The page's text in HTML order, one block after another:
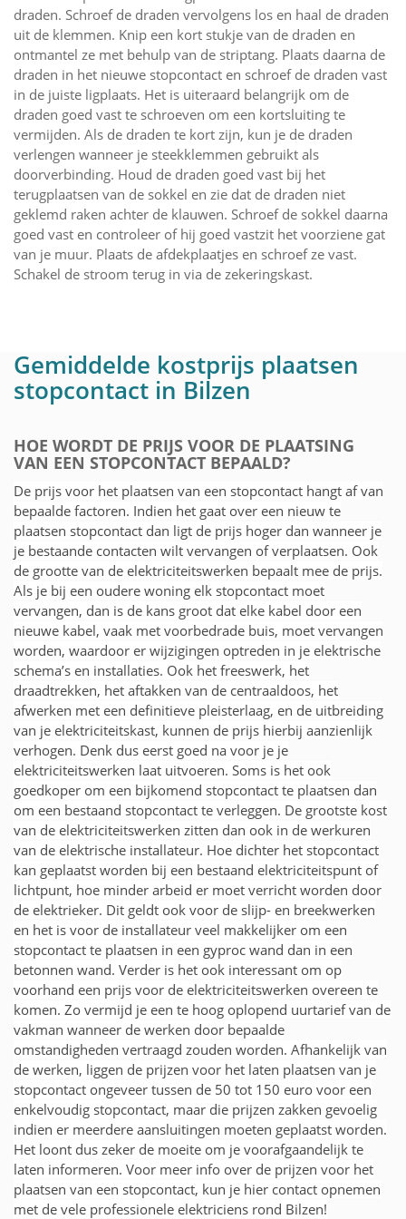
draden. Schroef de draden vervolgens los en haal de draden
uit de klemmen. Knip een kort stukje van de draden en
ontmantel ze met behulp van de striptang. Plaats daarna de
draden in het nieuwe stopcontact en schroef de draden vast
in de juiste ligplaats. Het is uiteraard belangrijk om de
draden goed vast te schroeven om een kortsluiting te
vermijden. Als de draden te kort zijn, kun je de draden
verlengen wanneer je steekklemmen gebruikt als
doorverbinding. Houd de draden goed vast bij het
terugplaatsen van de sokkel en zie dat de draden niet
geklemd raken achter de klauwen. Schroef de sokkel daarna
goed vast en controleer of hij goed vastzit het voorziene gat
van je muur. Plaats de afdekplaatjes en schroef ze vast.
Schakel de stroom terug in via de zekeringskast.
Gemiddelde kostprijs plaatsen
stopcontact in Bilzen
HOE WORDT DE PRIJS VOOR DE PLAATSING
VAN EEN STOPCONTACT BEPAALD?
De prijs voor het plaatsen van een stopcontact hangt af van
bepaalde factoren. Indien het gaat over een nieuw te
plaatsen stopcontact dan ligt de prijs hoger dan wanneer je
je bestaande contacten wilt vervangen of verplaatsen. Ook
de grootte van de elektriciteitswerken bepaalt mee de prijs.
Als je bij een oudere woning elk stopcontact moet
vervangen, dan is de kans groot dat elke kabel door een
nieuwe kabel, vaak met voorbedrade buis, moet vervangen
worden, waardoor er wijzigingen optreden in je elektrische
schema’s en installaties. Ook het freeswerk, het
draadtrekken, het aftakken van de centraaldoos, het
afwerken met een definitieve pleisterlaag, en de uitbreiding
van je elektriciteitskast, kunnen de prijs hierbij aanzienlijk
verhogen. Denk dus eerst goed na voor je je
elektriciteitswerken laat uitvoeren. Soms is het ook
goedkoper om een bijkomend stopcontact te plaatsen dan
om een bestaand stopcontact te verleggen. De grootste kost
van de elektriciteitswerken zitten dan ook in de werkuren
van de elektrische installateur. Hoe dichter het stopcontact
kan geplaatst worden bij een bestaand elektriciteitspunt of
lichtpunt, hoe minder arbeid er moet verricht worden door
de elektrieker. Dit geldt ook voor de slijp- en breekwerken
en het is voor de installateur veel makkelijker om een
stopcontact te plaatsen in een gyproc wand dan in een
betonnen wand. Verder is het ook interessant om op
voorhand een prijs voor de elektriciteitswerken overeen te
komen. Zo vermijd je een te hoog oplopend uurtarief van de
vakman wanneer de werken door bepaalde
omstandigheden vertraagd zouden worden. Afhankelijk van
de werken, liggen de prijzen voor het laten plaatsen van je
stopcontact ongeveer tussen de 50 tot 150 euro voor een
enkelvoudig stopcontact, maar die prijzen zakken gevoelig
indien er meerdere aansluitingen moeten geplaatst worden.
Het loont dus zeker de moeite om je voorafgaandelijk te
laten informeren. Voor meer info over de prijzen voor het
plaatsen van een stopcontact, kun je hier contact opnemen
met de vele professionele elektriciens rond Bilzen!